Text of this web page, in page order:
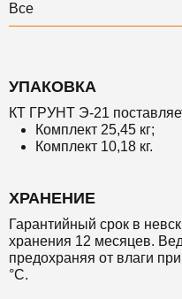
Все
УПАКОВКА
КТ ГРУНТ Э-21
Комплект 25,45 кг;
Комплект 10,18 кг.
ХРАНЕНИЕ
Гарантийный срок в
хранения 12 месяцев.
предохраняя от влаги
°С.